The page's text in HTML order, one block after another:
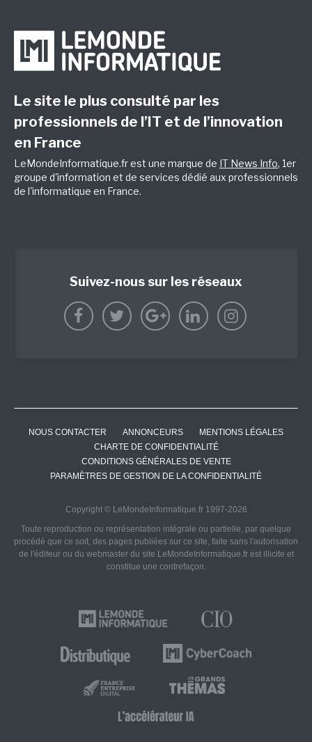
Le site le plus consulté par les
professionnels de l’IT et de l’innovation
en France
LeMondeInformatique.fr est une marque de IT News Info, 1er
groupe d'information et de services dédié aux professionnels
de l'informatique en France.
Suivez-nous sur les réseaux
NOUS CONTACTER ANNONCEURS
MENTIONS LÉGALES
CHARTE DE CONFIDENTIALITÉ
CONDITIONS GÉNÉRALES DE VENTE
PARAMÈTRES DE GESTION DE LA CONFIDENTIALITÉ
Copyright © LeMondeInformatique.fr 1997-2026
Toute reproduction ou représentation intégrale ou partielle, par quelque
procédé que ce soit, des pages publiées sur ce site, faite sans l'autorisation
de l'éditeur ou du webmaster du site LeMondeInformatique.fr est illicite et
constitue une contrefaçon.